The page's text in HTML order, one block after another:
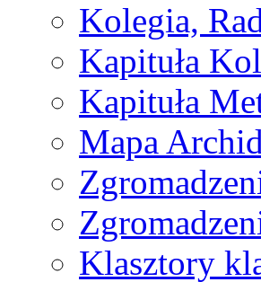
Kolegia,
Kapituła
Kapituła
Mapa
Klasztory